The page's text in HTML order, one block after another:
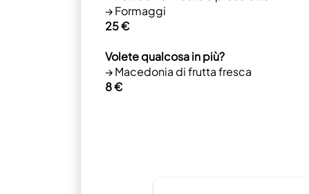
→ Formaggi
25 €
Volete qualcosa in più?
→ Macedonia di frutta fresca
8 €